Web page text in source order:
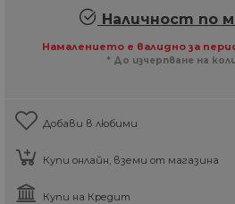
Наличност по
Намалението е валидно за
* До изчерпване на
Добави в любими
Купи онлайн, вземи от магазина
Купи на Кредит